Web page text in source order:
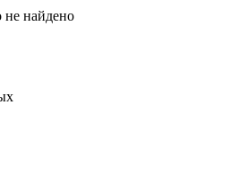
не найдено